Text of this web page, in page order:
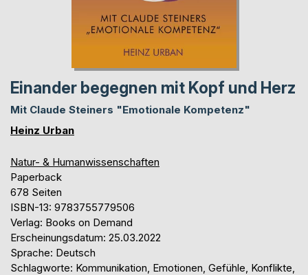
Einander begegnen mit Kopf und Herz
Mit Claude Steiners "Emotionale Kompetenz"
Heinz Urban
Natur- & Humanwissenschaften
Paperback
678 Seiten
ISBN-13: 9783755779506
Verlag: Books on Demand
Erscheinungsdatum: 25.03.2022
Sprache: Deutsch
Schlagworte: Kommunikation, Emotionen, Gefühle, Konflikte,